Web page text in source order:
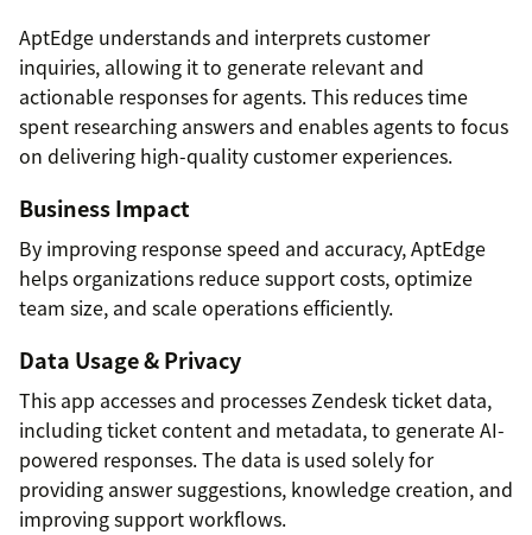
AptEdge understands and interprets customer
inquiries, allowing it to generate relevant and
actionable responses for agents. This reduces time
spent researching answers and enables agents to focus
on delivering high-quality customer experiences.
Business Impact
By improving response speed and accuracy, AptEdge
helps organizations reduce support costs, optimize
team size, and scale operations efficiently.
Data Usage & Privacy
This app accesses and processes Zendesk ticket data,
including ticket content and metadata, to generate AI-
powered responses. The data is used solely for
providing answer suggestions, knowledge creation, and
improving support workflows.